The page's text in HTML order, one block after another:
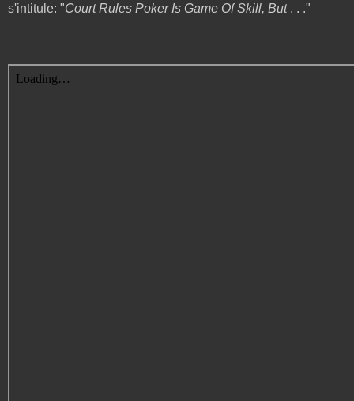
s'intitule: "Court Rules Poker Is Game Of Skill, But. . ."